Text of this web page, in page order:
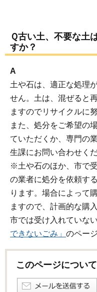
Ｑ古い土、不要な土
すか？
A
土や石は、適正な処理
せん。土は、混ぜると
ますのでリサイクルに
また、処分をご希望の
ていただくか、専門の
生課にお問い合わせくだ
※土や石のほか、市で
の業者に処分を依頼す
ります。場合によって
ますので、計画的な購
市では受け入れていな
できないごみ」 のペー
このページについ